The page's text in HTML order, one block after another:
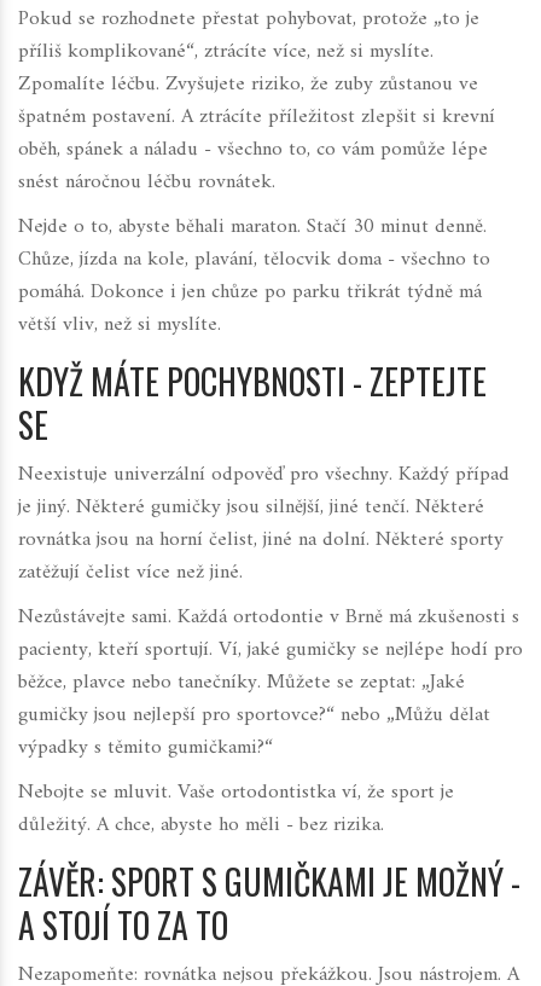
Pokud se rozhodnete přestat pohybovat, protože „to je
příliš komplikované“, ztrácíte více, než si myslíte.
Zpomalíte léčbu. Zvyšujete riziko, že zuby zůstanou ve
špatném postavení. A ztrácíte příležitost zlepšit si krevní
oběh, spánek a náladu - všechno to, co vám pomůže lépe
snést náročnou léčbu rovnátek.
Nejde o to, abyste běhali maraton. Stačí 30 minut denně.
Chůze, jízda na kole, plavání, tělocvik doma - všechno to
pomáhá. Dokonce i jen chůze po parku třikrát týdně má
větší vliv, než si myslíte.
KDYŽ MÁTE POCHYBNOSTI - ZEPTEJTE
SE
Neexistuje univerzální odpověď pro všechny. Každý případ
je jiný. Některé gumičky jsou silnější, jiné tenčí. Některé
rovnátka jsou na horní čelist, jiné na dolní. Některé sporty
zatěžují čelist více než jiné.
Nezůstávejte sami. Každá ortodontie v Brně má zkušenosti s
pacienty, kteří sportují. Ví, jaké gumičky se nejlépe hodí pro
běžce, plavce nebo tanečníky. Můžete se zeptat: „Jaké
gumičky jsou nejlepší pro sportovce?“ nebo „Můžu dělat
výpadky s těmito gumičkami?“
Nebojte se mluvit. Vaše ortodontistka ví, že sport je
důležitý. A chce, abyste ho měli - bez rizika.
ZÁVĚR: SPORT S GUMIČKAMI JE MOŽNÝ -
A STOJÍ TO ZA TO
Nezapomeňte: rovnátka nejsou překážkou. Jsou nástrojem. A